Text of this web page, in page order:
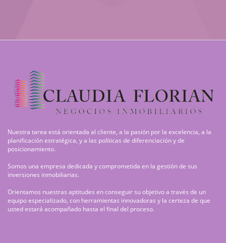
Nuestra tarea está orientada al cliente, a la pasión por la excelencia, a la
planificación estratégica, y a las políticas de diferenciación y de
posicionamiento.
Somos una empresa dedicada y comprometida en la gestión de sus
inversiones inmobiliarias.
Orientamos nuestras aptitudes en conseguir su objetivo a través de un
equipo especializado, con herramientas innovadoras y la certeza de que
usted estará acompañado hasta el final del proceso.